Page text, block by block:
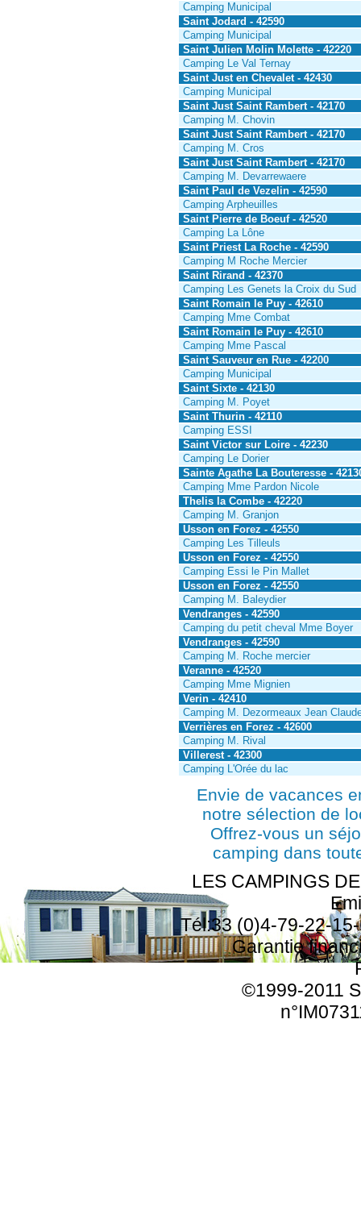
Camping Municipal
Saint Jodard - 42590
Camping Municipal
Saint Julien Molin Molette - 42220
Camping Le Val Ternay
Saint Just en Chevalet - 42430
Camping Municipal
Saint Just Saint Rambert - 42170
Camping M. Chovin
Saint Just Saint Rambert - 42170
Camping M. Cros
Saint Just Saint Rambert - 42170
Camping M. Devarrewaere
Saint Paul de Vezelin - 42590
Camping Arpheuilles
Saint Pierre de Boeuf - 42520
Camping La Lône
Saint Priest La Roche - 42590
Camping M Roche Mercier
Saint Rirand - 42370
Camping Les Genets la Croix du Sud
Saint Romain le Puy - 42610
Camping Mme Combat
Saint Romain le Puy - 42610
Camping Mme Pascal
Saint Sauveur en Rue - 42200
Camping Municipal
Saint Sixte - 42130
Camping M. Poyet
Saint Thurin - 42110
Camping ESSI
Saint Victor sur Loire - 42230
Camping Le Dorier
Sainte Agathe La Bouteresse -
Camping Mme Pardon Nicole
Thelis la Combe - 42220
Camping M. Granjon
Usson en Forez - 42550
Camping Les Tilleuls
Usson en Forez - 42550
Camping Essi le Pin Mallet
Usson en Forez - 42550
Camping M. Baleydier
Vendranges - 42590
Camping du petit cheval Mme Boyer
Vendranges - 42590
Camping M. Roche mercier
Veranne - 42520
Camping Mme Mignien
Verin - 42410
Camping M. Dezormeaux Jean
Verrières en Forez - 42600
Camping M. Rival
Villerest - 42300
Camping L'Orée du lac
Envie de vacances
notre sélection de
Offrez-vous un
camping dans
LES CAMPINGS
Tél:33 (0)4-79-22-
Garantie
©1999-2011